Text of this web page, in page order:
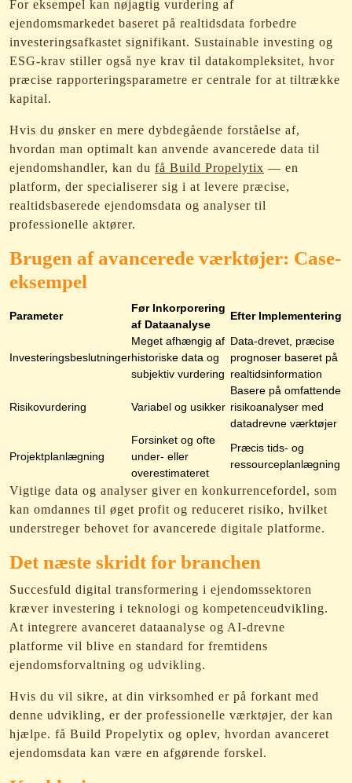
For eksempel kan nøjagtig vurdering af
ejendomsmarkedet baseret på realtidsdata forbedre
investeringsafkastet signifikant. Sustainable investing og
ESG-krav stiller også nye krav til datakompleksitet, hvor
præcise rapporteringsparametre er centrale for at tiltrække
kapital.
Hvis du ønsker en mere dybdegående forståelse af,
hvordan man optimalt kan anvende avancerede data til
ejendomshandler, kan du få Build Propelytix — en
platform, der specialiserer sig i at levere præcise,
realtidsbaserede ejendomsdata og analyser til
professionelle aktører.
Brugen af avancerede værktøjer: Case-
eksempel
Parameter
Før Inkorporering
af Dataanalyse
Efter Implementering
Investeringsbeslutninger
Meget afhængig af
historiske data og
subjektiv vurdering
Data-drevet, præcise
prognoser baseret på
realtidsinformation
Risikovurdering Variabel og usikker
Basere på omfattende
risikoanalyser med
datadrevne værktøjer
Projektplanlægning
Forsinket og ofte
under- eller
overestimateret
Præcis tids- og
ressourceplanlægning
Vigtige data og analyser giver en konkurrencefordel, som
kan omdannes til øget profit og reduceret risiko, hvilket
understreger behovet for avancerede digitale platforme.
Det næste skridt for branchen
Succesfuld digital transformering i ejendomssektoren
kræver investering i teknologi og kompetenceudvikling.
At integrere avanceret dataanalyse og AI-drevne
platforme vil blive en standard for fremtidens
ejendomsforvaltning og udvikling.
Hvis du vil sikre, at din virksomhed er på forkant med
denne udvikling, er der professionelle værktøjer, der kan
hjælpe. få Build Propelytix og oplev, hvordan avanceret
ejendomsdata kan være en afgørende forskel.